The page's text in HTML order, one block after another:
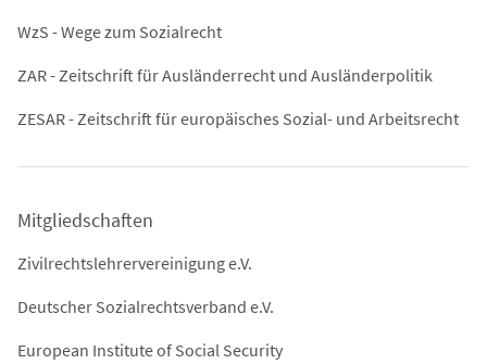
WzS - Wege zum Sozialrecht
ZAR - Zeitschrift für Ausländerrecht und Ausländerpolitik
ZESAR - Zeitschrift für europäisches Sozial- und Arbeitsrecht
Mitgliedschaften
Zivilrechtslehrervereinigung e.V.
Deutscher Sozialrechtsverband e.V.
European Institute of Social Security